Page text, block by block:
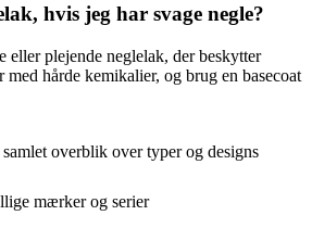
hvis jeg har svage negle?
eller plejende neglelak, der beskytter
hårde kemikalier, og brug en basecoat
overblik over typer og designs
mærker og serier